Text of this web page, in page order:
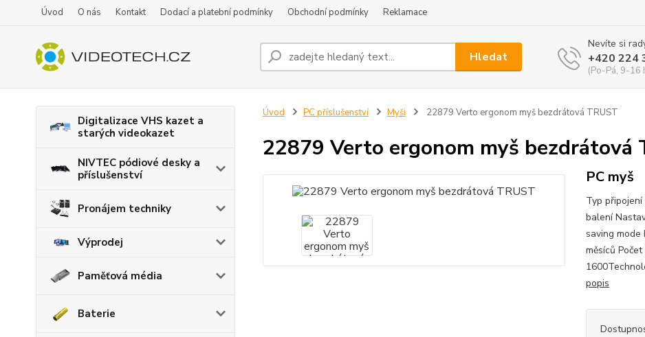
Úvod O nás Kontakt Dodací a platební podmínky Obchodní podmínky Reklamace
Hledat
Nevíte si
+420 224
(Po-Pá, 9-16
Digitalizace VHS kazet a
starých videokazet
NIVTEC pódiové desky a
příslušenství
Pronájem techniky
Výprodej
Paměťová média
Baterie
Úvod PC příslušenství Myši 22879 Verto ergonom myš bezdrátová TRUST
22879 Verto ergonom myš bezdrátová
PC myš
Typ
balení
saving
měsíců
popis